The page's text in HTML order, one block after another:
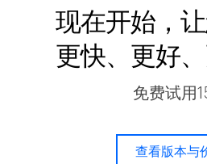
现在开始，
更快、更好、
免费试用
查看版本与